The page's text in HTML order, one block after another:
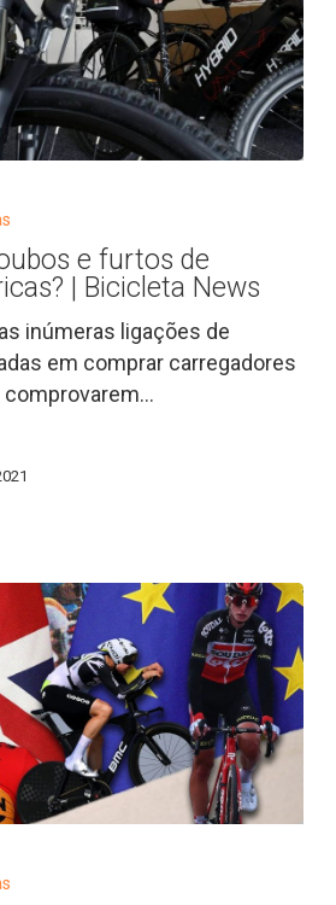
e furtos de
| Bicicleta News
inúmeras ligações de
em comprar carregadores
comprovarem…